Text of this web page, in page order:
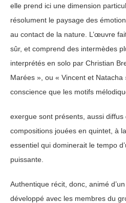
elle prend ici une dimension
résolument le paysage des
au contact de la nature. L’œuvre
sûr, et comprend des intermèdes
interprétés en solo par Christian
Marées », ou « Vincent et
conscience que les motifs
exergue sont présents, aussi
compositions jouées en quintet, à
essentiel qui dominerait le tempo
puissante.
Authentique récit, donc, animé
développé avec les membres du